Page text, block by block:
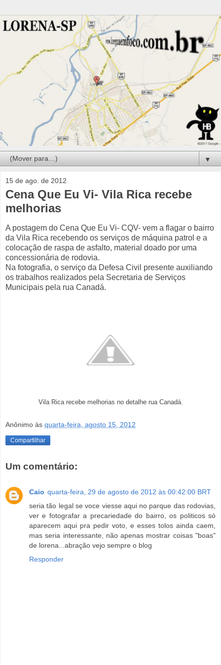
▼
15 de ago. de 2012
Cena Que Eu Vi- Vila Rica recebe
melhorias
A postagem do Cena Que Eu Vi- CQV- vem a flagar o bairro
da Vila Rica recebendo os serviços de máquina patrol e a
colocação de raspa de asfalto, material doado por uma
concessionária de rodovia.
Na fotografia, o serviço da Defesa Civil presente auxiliando
os trabalhos realizados pela Secretaria de Serviços
Municipais pela rua Canadá.
Vila Rica recebe melhorias no detalhe rua Canadá.
Anônimo às quarta-feira, agosto 15, 2012
Compartilhar
Um comentário:
Caio quarta-feira, 29 de agosto de 2012 às 00:42:00 BRT
seria tão legal se voce viesse aqui no parque das rodovias,
ver e fotografar a precariedade do bairro, os politicos só
aparecem aqui pra pedir voto, e esses tolos ainda caem,
mas seria interessante, não apenas mostrar coisas "boas"
de lorena...abração vejo sempre o blog
Responder